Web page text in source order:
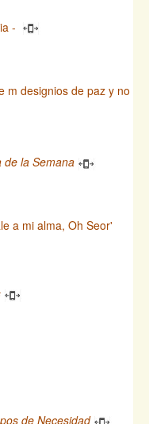
-
m designios de paz y no
de la Semana
a mi alma, Oh Seor'
de Necesidad